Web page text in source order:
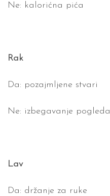
Ne: kalorićna pića
Rak
Da: pozajmljene stvari
Ne: izbegavanje pogleda
Lav
Da: držanje za ruke